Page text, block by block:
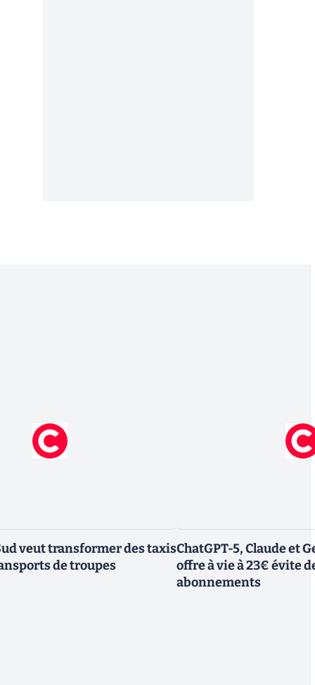
veut transformer des taxis
de troupes
ChatGPT-5, Claude et
offre à vie à 23€ évite
abonnements